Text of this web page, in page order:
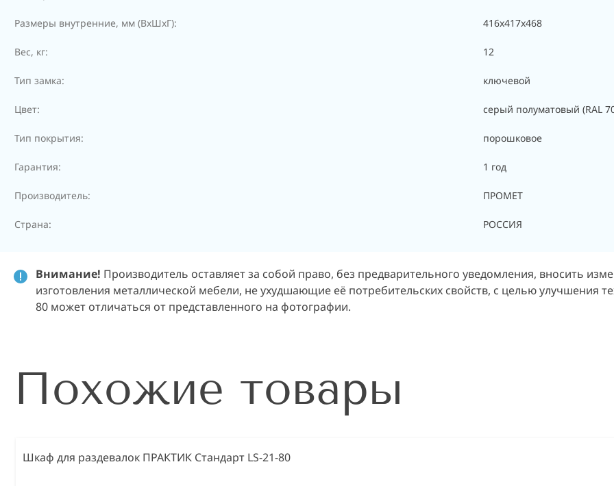
Размеры внутренние, мм (ВхШхГ): 416x417x468
Вес, кг: 12
Тип замка: ключевой
Цвет: серый полуматовый (RAL
Тип покрытия: порошковое
Гарантия: 1 год
Производитель: ПРОМЕТ
Страна: РОССИЯ
Внимание! Производитель оставляет за собой право, без предварительного уведомления, вносить
изготовления металлической мебели, не ухудшающие её потребительских свойств, с целью улучшения
80 может отличаться от представленного на фотографии.
Похожие товары
Шкаф для раздевалок ПРАКТИК Стандарт LS-21-80